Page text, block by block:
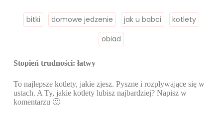
bitki domowe jedzenie jak u babci
kotlety
obiad
Stopień trudności: łatwy
To najlepsze kotlety, jakie zjesz. Pyszne i rozpływające się w
ustach. A Ty, jakie kotlety lubisz najbardziej? Napisz w
komentarzu 🙂